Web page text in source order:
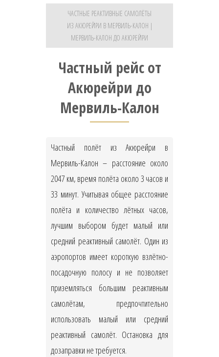
ЧАСТНЫЕ РЕАКТИВНЫЕ САМОЛЁТЫ
ИЗ АКЮРЕЙРИ В МЕРВИЛЬ-КАЛОН |
МЕРВИЛЬ-КАЛОН ДО АКЮРЕЙРИ
Частный рейс от
Акюрейри до
Мервиль-Калон
Частный полёт из Акюрейри в
Мервиль-Калон – расстояние около
2047 км, время полёта около 3 часов и
33 минут. Учитывая общее расстояние
полёта и количество лётных часов,
лучшим выбором будет малый или
средний реактивный самолёт. Один из
аэропортов имеет короткую взлётно-
посадочную полосу и не позволяет
приземляться большим реактивным
самолётам, предпочтительно
использовать малый или средний
реактивный самолёт. Остановка для
дозаправки не требуется.